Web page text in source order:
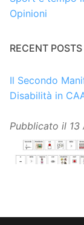
Opinioni
RECENT POSTS
Il Secondo
Disabilità in
Pubblicato il 13
aumentativa